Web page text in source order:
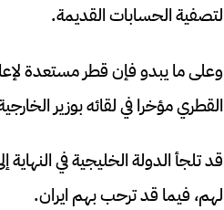
لتصفية الحسابات القديمة.
وعلى ما يبدو فإن قطر مستعدة
القطري مؤخرا في لقائه بوزير
قد تلجأ الدولة الخليجية في
لهم، فيما قد ترحب بهم ايران.